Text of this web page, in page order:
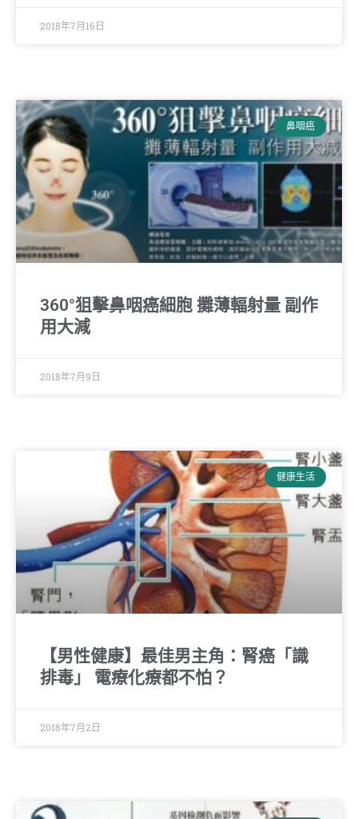
2018年7月16日
鼻咽癌
360°狙擊鼻咽癌細胞 攤薄輻射量 副作
用大減
2018年7月9日
健康生活
【男性健康】最佳男主角：腎癌「識
排毒」 電療化療都不怕？
2018年7月2日